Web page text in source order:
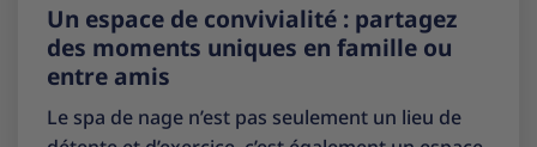
Un espace de convivialité : partagez
des moments uniques en famille ou
entre amis
Le spa de nage n’est pas seulement un lieu de